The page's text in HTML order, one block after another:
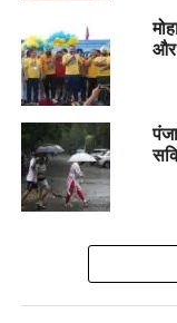
पंजाब के 19 लाख से
बकाया बिल चुकाने के
और